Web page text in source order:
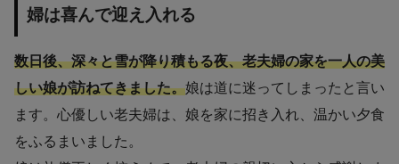
婦は喜んで迎え入れる
数日後、深々と雪が降り積もる夜、老夫婦の家を一人の美
しい娘が訪ねてきました。娘は道に迷ってしまったと言い
ます。心優しい老夫婦は、娘を家に招き入れ、温かい夕食
をふるまいました。